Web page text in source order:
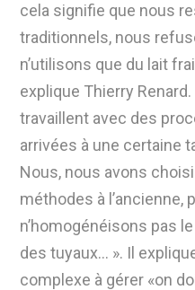
cela signifie que nous
traditionnels, nous
n’utilisons que du lait
explique Thierry
travaillent avec des
arrivées à une certaine
Nous, nous avons
méthodes à l’ancienne,
n’homogénéisons pas
des tuyaux… ». Il
complexe à gérer «on